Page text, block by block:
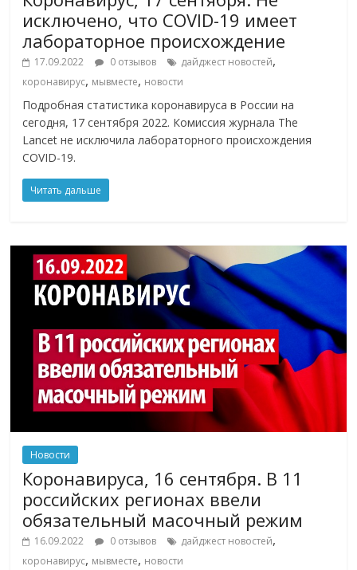
исключено, что COVID-19 имеет
лабораторное происхождение
17.09.2022 0 отзывов дайджест новостей,
коронавирус, мывместе, новости
Подробная статистика коронавируса в России на
сегодня, 17 сентября 2022. Комиссия журнала The
Lancet не исключила лабораторного происхождения
COVID-19.
Читать дальше
Новости
Коронавируса, 16 сентября. В 11
российских регионах ввели
обязательный масочный режим
16.09.2022 0 отзывов дайджест новостей,
коронавирус, мывместе, новости